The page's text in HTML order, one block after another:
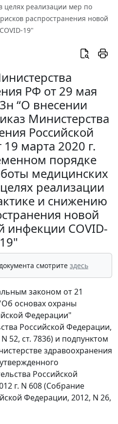
целях реализации мер по
распространения новой
19"
РФ от 29 мая
“О внесении
Министерства
Российской
марта 2020 г.
порядке
медицинских
реализации
и снижению
новой
инфекции COVID-
19"
смотрите здесь
законом от 21
основах охраны
Федерации"
Российской Федерации,
52, ст. 7836) и подпунктом
здравоохранения
Российской
г. N 608 (Собрание
Федерации, 2012, N 26,